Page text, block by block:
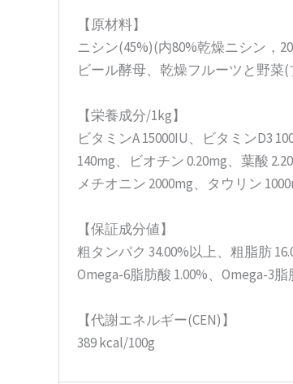
【原材料】
ニシン(45%)(内80%乾燥ニシン，
ビール酵母、乾燥フルーツと野菜
【栄養成分/1kg】
ビタミンA 15000IU、ビタミンD3
140mg、ビオチン 0.20mg、葉酸
メチオニン 2000mg、タウリン
【保証成分値】
粗タンパク 34.00%以上、粗脂肪
Omega-6脂肪酸 1.00%、Omega-3脂
【代謝エネルギー(CEN)】
389 kcal/100g